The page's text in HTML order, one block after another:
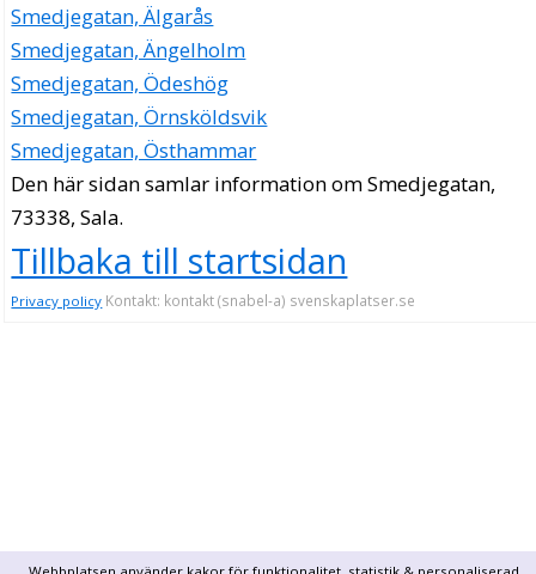
Smedjegatan, Älgarås
Smedjegatan, Ängelholm
Smedjegatan, Ödeshög
Smedjegatan, Örnsköldsvik
Smedjegatan, Östhammar
Den här sidan samlar information om Smedjegatan,
73338, Sala.
Tillbaka till startsidan
Privacy policy Kontakt: kontakt (snabel-a) svenskaplatser.se